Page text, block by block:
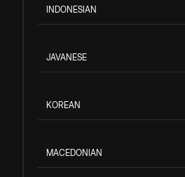
INDONESIAN
JAVANESE
KOREAN
MACEDONIAN